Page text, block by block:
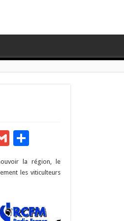
G
m
ai
P
ar
ta
er
la région, le
les viticulteurs